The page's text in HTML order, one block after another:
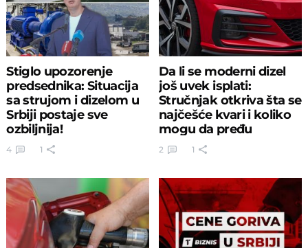
Stiglo upozorenje
predsednika: Situacija
sa strujom i dizelom u
Srbiji postaje sve
ozbiljnija!
4 1
Da li se moderni dizel
još uvek isplati:
Stručnjak otkriva šta se
najčešće kvari i koliko
mogu da pređu
2 1